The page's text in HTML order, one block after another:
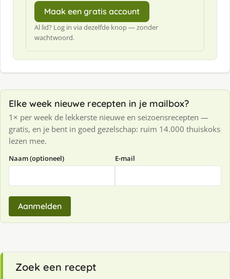
Maak een gratis account
Al lid? Log in via dezelfde knop — zonder
wachtwoord.
Elke week nieuwe recepten in je mailbox?
1× per week de lekkerste nieuwe en seizoensrecepten —
gratis, en je bent in goed gezelschap: ruim 14.000 thuiskoks
lezen mee.
Naam (optioneel) E-mail
Aanmelden
Zoek een recept